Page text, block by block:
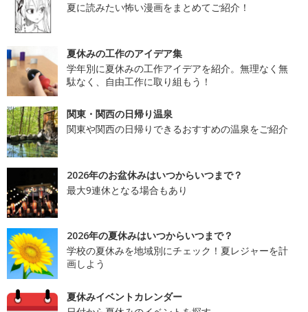
夏に読みたい怖い漫画をまとめてご紹介！
夏休みの工作のアイデア集
学年別に夏休みの工作アイデアを紹介。無理なく無
駄なく、自由工作に取り組もう！
関東・関西の日帰り温泉
関東や関西の日帰りできるおすすめの温泉をご紹介
2026年のお盆休みはいつからいつまで？
最大9連休となる場合もあり
2026年の夏休みはいつからいつまで？
学校の夏休みを地域別にチェック！夏レジャーを計
画しよう
夏休みイベントカレンダー